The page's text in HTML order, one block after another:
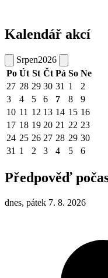
Kalendář akcí
Srpen2026
Po Út St Čt Pá So Ne
27 28 29 30 31 1
2
3
4 5 6 7 8
9
10 11 12 13 14 15 16
17 18 19 20 21 22 23
24 25 26 27 28 29 30
31 1 2 3 4 5 6
Předpověď
dnes, pátek 7. 8. 2026